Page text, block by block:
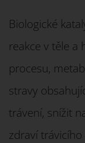
Biologické
reakce v těle a
procesu,
stravy
trávení, snížit
zdraví